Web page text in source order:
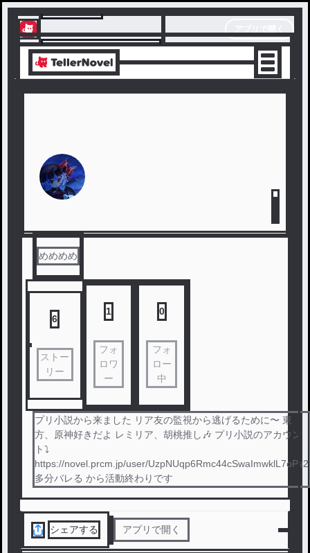
テラーノベル
アプリでサクサク楽しめる
めめめめ
6
ストー
リー
1
フォ
ロワ
ー
0
フォ
ロー
中
プリ小説から来ました リア友の監視から逃げるために〜 東
方、原神好きだよ レミリア、胡桃推し🎶 プリ小説のアカウン
ト⤵︎ ︎
https://novel.prcm.jp/user/UzpNUqp6Rmc44cSwaImwklL7oPs2
多分バレる から活動終わりです
シェアする アプリで開く